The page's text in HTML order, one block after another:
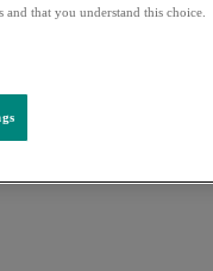
that you understand this choice.